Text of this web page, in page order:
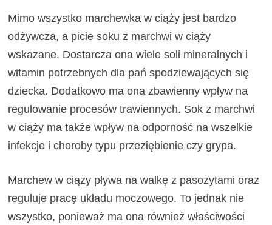
Mimo wszystko marchewka w ciąży jest bardzo
odżywcza, a picie soku z marchwi w ciąży
wskazane. Dostarcza ona wiele soli mineralnych i
witamin potrzebnych dla pań spodziewających się
dziecka. Dodatkowo ma ona zbawienny wpływ na
regulowanie procesów trawiennych. Sok z marchwi
w ciąży ma także wpływ na odporność na wszelkie
infekcje i choroby typu przeziębienie czy grypa.
Marchew w ciąży pływa na walkę z pasożytami oraz
reguluje pracę układu moczowego. To jednak nie
wszystko, ponieważ ma ona również właściwości